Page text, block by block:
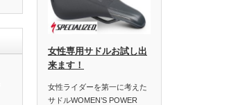
女性専用サドルお試し出
来ます！
女性ライダーを第一に考えた
サドルWOMEN’S POWER